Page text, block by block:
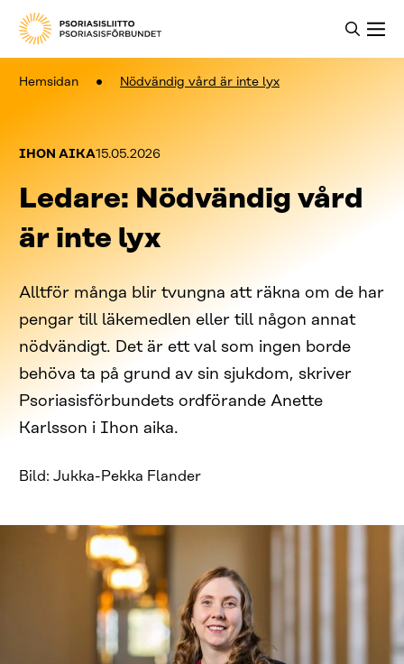
Hemsidan Nödvändig vård är inte lyx
Kategoriat:
IHON AIKAJulkaistu:
15.05.2026
Ledare: Nödvändig vård
är inte lyx
Alltför många blir tvungna att räkna om de har
pengar till läkemedlen eller till någon annat
nödvändigt. Det är ett val som ingen borde
behöva ta på grund av sin sjukdom, skriver
Psoriasisförbundets ordförande Anette
Karlsson i Ihon aika.
Bild: Jukka-Pekka Flander